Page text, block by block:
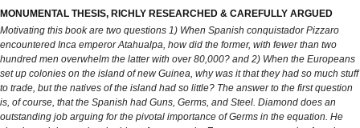
MONUMENTAL THESIS, RICHLY RESEARCHED & CAREFULLY ARGUED
Motivating this book are two questions 1) When Spanish conquistador Pizzaro
encountered Inca emperor Atahualpa, how did the former, with fewer than two
hundred men overwhelm the latter with over 80,000? and 2) When the Europeans
set up colonies on the island of new Guinea, why was it that they had so much stuff
to trade, but the natives of the island had so little? The answer to the first question
is, of course, that the Spanish had Guns, Germs, and Steel. Diamond does an
outstanding job arguing for the pivotal importance of Germs in the equation. He